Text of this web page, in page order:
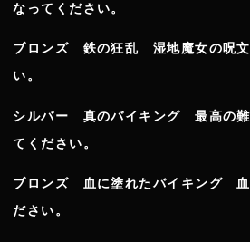
なってください。
ブロンズ 鉄の狂乱 湿地魔女の呪文
い。
シルバー 真のバイキング 最高の難
てください。
ブロンズ 血に塗れたバイキング
ださい。